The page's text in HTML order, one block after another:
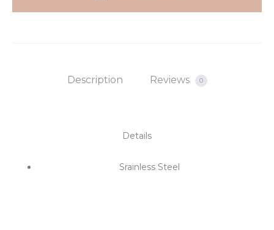
Description Reviews 0
Details
Srainless Steel